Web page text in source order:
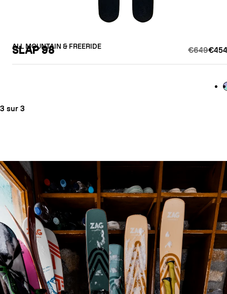
ALL MOUNTAIN & FREERIDE
SLAP 98 €649
3 sur 3